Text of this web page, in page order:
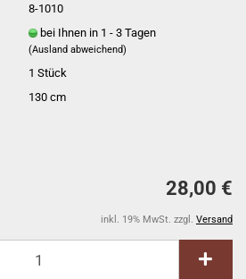
8-1010
bei Ihnen in 1 - 3 Tagen
(Ausland abweichend)
1Stück
130 cm
28,00 €
inkl. 19% MwSt. zzgl. Versand